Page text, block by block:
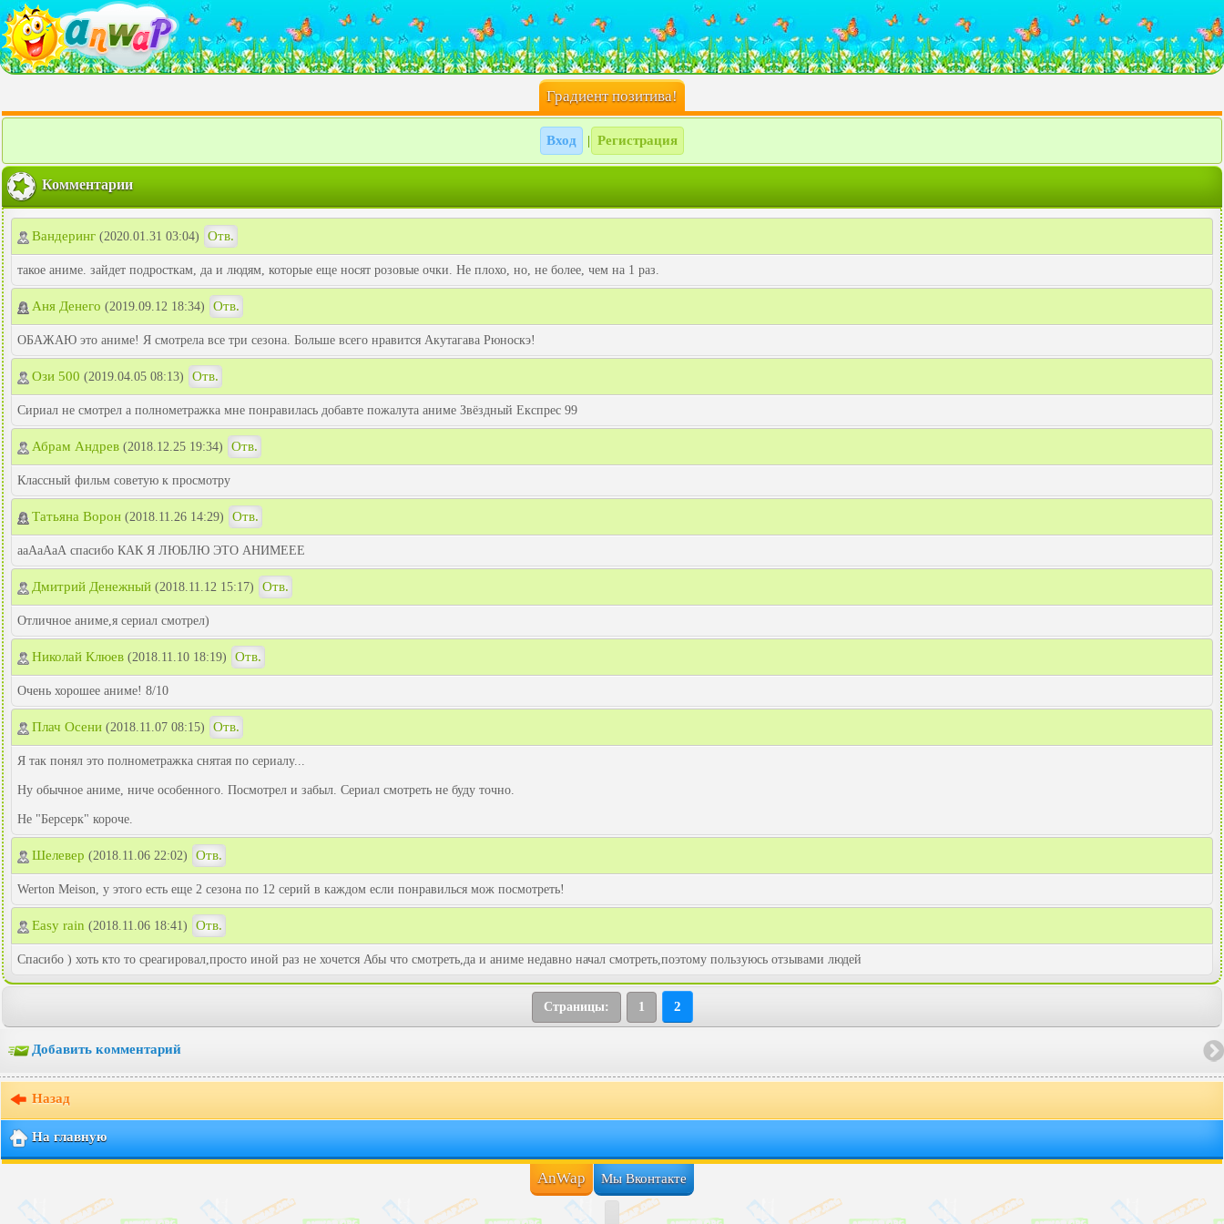
Градиент позитива!
Вход Регистрация
Комментарии
Вандеринг (2020.01.31 03:04) Отв.
такое аниме. зайдет подросткам, да и людям, которые еще носят розовые очки. Не плохо, но, не более, чем на 1 раз.
Аня Денего (2019.09.12 18:34) Отв.
ОБАЖАЮ это аниме! Я смотрела все три сезона. Больше всего нравится Акутагава Рюноскэ!
Ози 500 (2019.04.05 08:13) Отв.
Сириал не смотрел а полнометражка мне понравилась добавте пожалута аниме Звёздный Експрес 99
Абрам Андрев (2018.12.25 19:34) Отв.
Классный фильм советую к просмотру
Татьяна Ворон (2018.11.26 14:29) Отв.
ааАаАаА спасибо КАК Я ЛЮБЛЮ ЭТО АНИМЕЕЕ
Дмитрий Денежный (2018.11.12 15:17) Отв.
Отличное аниме,я сериал смотрел)
Николай Клюев (2018.11.10 18:19) Отв.
Очень хорошее аниме! 8/10
Плач Осени (2018.11.07 08:15) Отв.
Я так понял это полнометражка снятая по сериалу...
Ну обычное аниме, ниче особенного. Посмотрел и забыл. Сериал смотреть не буду точно.
Не "Берсерк" короче.
Шелевер (2018.11.06 22:02) Отв.
Werton Meison, у этого есть еще 2 сезона по 12 серий в каждом если понравилься мож посмотреть!
Easy rain (2018.11.06 18:41) Отв.
Спасибо ) хоть кто то среагировал,просто иной раз не хочется Абы что смотреть,да и аниме недавно начал смотреть,поэтому пользуюсь отзывами людей
Страницы: 1 2
Добавить комментарий
Назад
На главную
AnWap Мы Вконтакте